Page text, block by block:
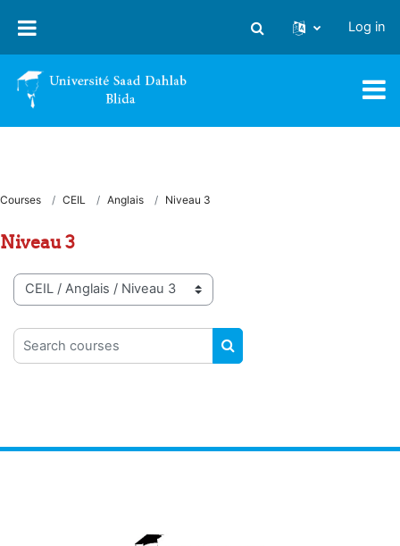
Toggle search input
Log in
Courses CEIL Anglais Niveau 3
Niveau 3
Course categories
Search courses
SEARCH COURSES